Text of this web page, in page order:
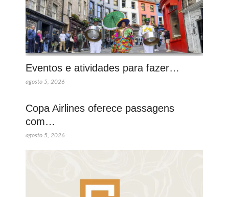
Eventos e atividades para fazer…
agosto 5, 2026
Copa Airlines oferece passagens
com…
agosto 5, 2026